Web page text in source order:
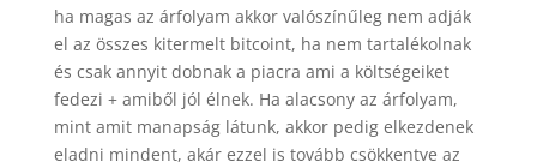
ha magas az árfolyam akkor valószínűleg nem adják
el az összes kitermelt bitcoint, ha nem tartalékolnak
és csak annyit dobnak a piacra ami a költségeiket
fedezi + amiből jól élnek. Ha alacsony az árfolyam,
mint amit manapság látunk, akkor pedig elkezdenek
eladni mindent, akár ezzel is tovább csökkentve az